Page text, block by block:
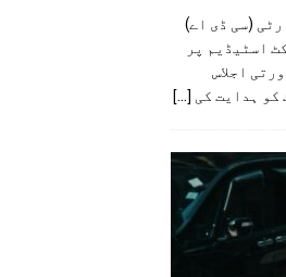
(سی ڈی اے)
اسٹیڈیم پر
اجلاس
کو ہدایت کی [...]